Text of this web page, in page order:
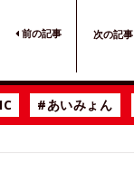
前の記事 次の記事
#あいみょん